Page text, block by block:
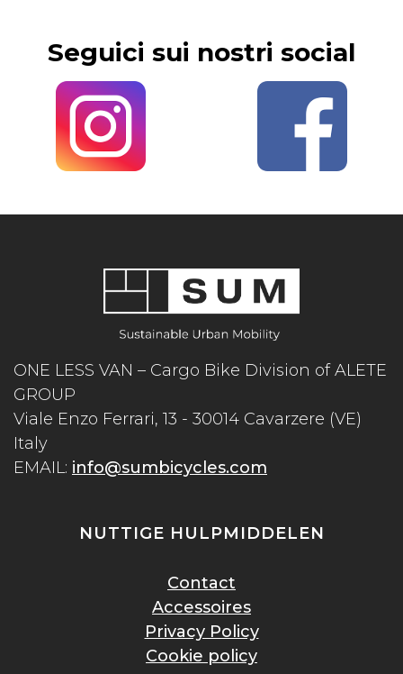
Seguici sui nostri social
ONE LESS VAN – Cargo Bike Division of ALETE
GROUP
Viale Enzo Ferrari, 13 - 30014 Cavarzere (VE)
Italy
EMAIL: info@sumbicycles.com
NUTTIGE HULPMIDDELEN
Contact
Accessoires
Privacy Policy
Cookie policy